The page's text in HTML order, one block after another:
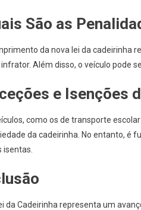
São as
da nova lei da cadeirinha
Além disso, o veículo pode
e Isenções
como os de transporte
da cadeirinha. No entanto, é
isentas.
da Cadeirinha representa um